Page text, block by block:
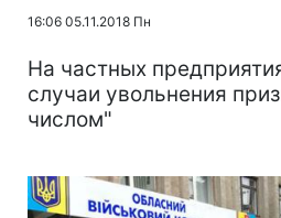
16:06 05.11.2018 Пн
На частных
случаи увольнения
числом"